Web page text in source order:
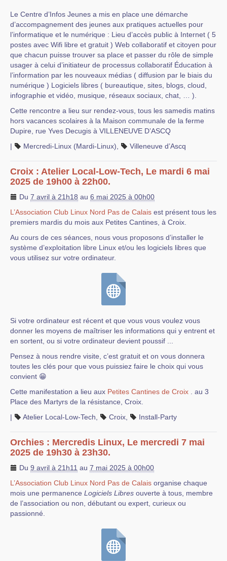
Le Centre d’Infos Jeunes a mis en place une démarche
d’accompagnement des jeunes aux pratiques actuelles pour
l’informatique et le numérique : Lieu d’accès public à Internet ( 5
postes avec Wifi libre et gratuit ) Web collaboratif et citoyen pour
que chacun puisse trouver sa place et passer du rôle de simple
usager à celui d’initiateur de processus collaboratif Éducation à
l’information par les nouveaux médias ( diffusion par le biais du
numérique ) Logiciels libres ( bureautique, sites, blogs, cloud,
infographie et vidéo, musique, réseaux sociaux, chat, … ).
Cette rencontre a lieu sur rendez-vous, tous les samedis matins
hors vacances scolaires à la Maison communale de la ferme
Dupire, rue Yves Decugis à VILLENEUVE D’ASCQ
|
Mercredi-Linux (Mardi-Linux) Villeneuve d’Ascq
Croix : Atelier Local-Low-Tech, Le mardi 6 mai
2025 de 19h00 à 22h00.
Du 7 avril à 21h18 au 6 mai 2025 à 00h00
L’Association Club Linux Nord Pas de Calais est présent tous les
premiers mardis du mois aux Petites Cantines, à Croix.
Au cours de ces séances, nous vous proposons d’installer le
système d’exploitation libre Linux et/ou les logiciels libres que
vous utilisez sur votre ordinateur.
Si votre ordinateur est récent et que vous vous voulez vous
donner les moyens de maîtriser les informations qui y entrent et
en sortent, ou si votre ordinateur devient poussif ...
Pensez à nous rendre visite, c’est gratuit et on vous donnera
toutes les clés pour que vous puissiez faire le choix qui vous
convient 😁
Cette manifestation a lieu aux Petites Cantines de Croix . au 3
Place des Martyrs de la résistance, Croix.
|
Atelier Local-Low-Tech Croix Install-Party
Orchies : Mercredis Linux, Le mercredi 7 mai
2025 de 19h30 à 23h30.
Du 9 avril à 21h11 au 7 mai 2025 à 00h00
L’Association Club Linux Nord Pas de Calais organise chaque
mois une permanence Logiciels Libres ouverte à tous, membre
de l’association ou non, débutant ou expert, curieux ou
passionné.